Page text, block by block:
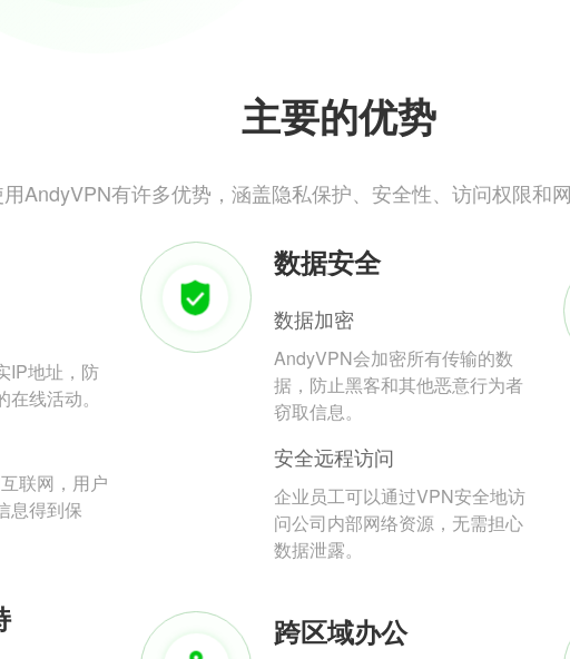
主要的优势
AndyVPN有许多优势，涵盖隐私保护、安全性、访问权限和
IP地址，防
线活动。
联网，用户
息得到保
数据安全
数据加密
AndyVPN会加密所有传输的数
据，防止黑客和其他恶意行为者
窃取信息。
安全远程访问
企业员工可以通过VPN安全地访
问公司内部网络资源，无需担心
数据泄露。
跨区域办公